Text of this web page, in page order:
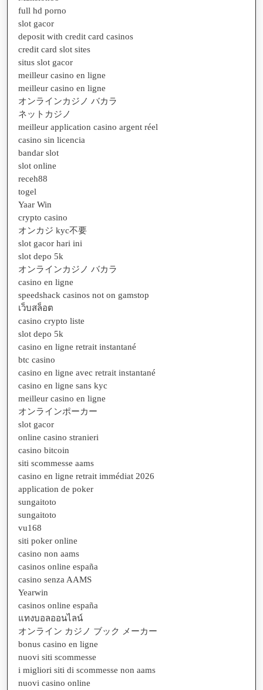
full hd porno
slot gacor
deposit with credit card casinos
credit card slot sites
situs slot gacor
meilleur casino en ligne
meilleur casino en ligne
オンラインカジノ バカラ
ネットカジノ
meilleur application casino argent réel
casino sin licencia
bandar slot
slot online
receh88
togel
Yaar Win
crypto casino
オンカジ kyc不要
slot gacor hari ini
slot depo 5k
オンラインカジノ バカラ
casino en ligne
speedshack casinos not on gamstop
เว็บสล็อต
casino crypto liste
slot depo 5k
casino en ligne retrait instantané
btc casino
casino en ligne avec retrait instantané
casino en ligne sans kyc
meilleur casino en ligne
オンラインポーカー
slot gacor
online casino stranieri
casino bitcoin
siti scommesse aams
casino en ligne retrait immédiat 2026
application de poker
sungaitoto
sungaitoto
vu168
siti poker online
casino non aams
casinos online españa
casino senza AAMS
Yearwin
casinos online españa
แทงบอลออนไลน์
オンライン カジノ ブック メーカー
bonus casino en ligne
nuovi siti scommesse
i migliori siti di scommesse non aams
nuovi casino online